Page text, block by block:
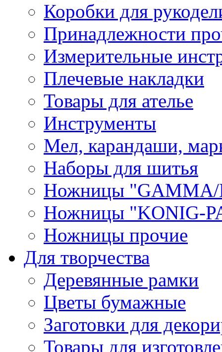
Коробки для
Принадлежности
Измерительные
Плечевые накладки
Товары для ателье
Инструменты
Мел, карандаши,
Наборы для шитья
Ножницы "GAMMA/
Ножницы "KONIG-
Ножницы прочие
Для творчества
Деревянные рамки
Цветы бумажные
Заготовки для
Товары для